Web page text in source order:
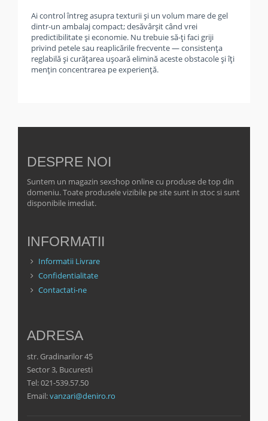
Ai control întreg asupra texturii și un volum mare de gel
dintr-un ambalaj compact; desăvârșit când vrei
predictibilitate și economie. Nu trebuie să-ți faci griji
privind petele sau reaplicările frecvente — consistența
reglabilă și curățarea ușoară elimină aceste obstacole și îți
mențin concentrarea pe experiență.
DESPRE NOI
Suntem un magazin sexshop online cu produse de top din
domeniu. Toate produsele vizibile pe site sunt in stoc si sunt
disponibile imediat.
INFORMATII
Informatii Livrare
Confidentialitate
Contactati-ne
ADRESA
str. Gradinarilor 45
Sector 3, Bucuresti
Tel: 021-539.57.50
Email:vanzari@deniro.ro